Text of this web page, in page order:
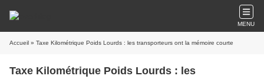
MENU
Accueil » Taxe Kilométrique Poids Lourds : les transporteurs ont la mémoire courte
Taxe Kilométrique Poids Lourds : les